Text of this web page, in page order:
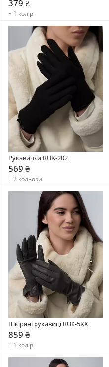
379 ₴
+ 1 колір
Рукавички RUK-202
569 ₴
+ 2 кольори
Шкіряні рукавиці RUK-5KX
859 ₴
+ 1 колір